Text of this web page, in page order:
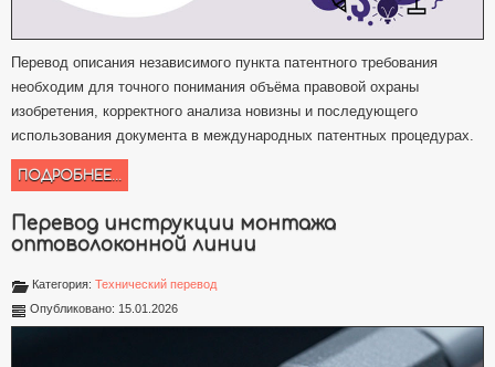
Перевод описания независимого пункта патентного требования
необходим для точного понимания объёма правовой охраны
изобретения, корректного анализа новизны и последующего
использования документа в международных патентных процедурах.
ПОДРОБНЕЕ...
Перевод инструкции монтажа
оптоволоконной линии
Категория: Технический перевод
Опубликовано: 15.01.2026